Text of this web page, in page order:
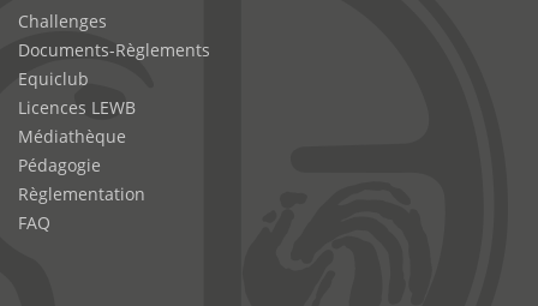
Challenges
Documents-Règlements
Equiclub
Licences LEWB
Médiathèque
Pédagogie
Règlementation
FAQ